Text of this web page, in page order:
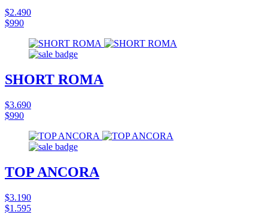
$2.490
$990
SHORT ROMA
$3.690
$990
TOP ANCORA
$3.190
$1.595